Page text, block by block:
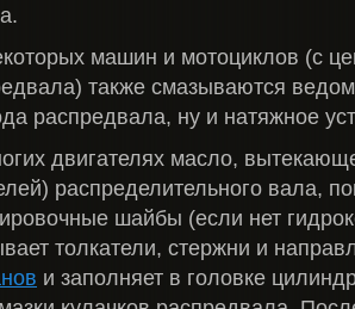
машин и мотоциклов (с
также смазываются
распредвала, ну и натяжное
двигателях масло,
распределительного вала,
шайбы (если нет
толкатели, стержни и
и заполняет в головке